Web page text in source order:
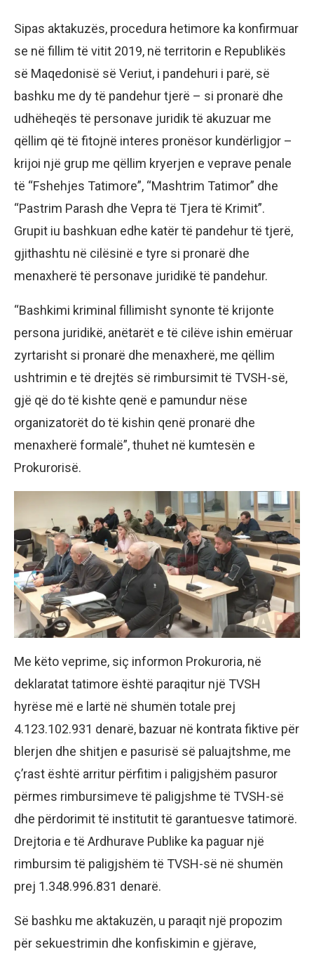
Sipas aktakuzës, procedura hetimore ka konfirmuar
se në fillim të vitit 2019, në territorin e Republikës
së Maqedonisë së Veriut, i pandehuri i parë, së
bashku me dy të pandehur tjerë – si pronarë dhe
udhëheqës të personave juridik të akuzuar me
qëllim që të fitojnë interes pronësor kundërligjor –
krijoi një grup me qëllim kryerjen e veprave penale
të “Fshehjes Tatimore”, “Mashtrim Tatimor” dhe
“Pastrim Parash dhe Vepra të Tjera të Krimit”.
Grupit iu bashkuan edhe katër të pandehur të tjerë,
gjithashtu në cilësinë e tyre si pronarë dhe
menaxherë të personave juridikë të pandehur.
“Bashkimi kriminal fillimisht synonte të krijonte
persona juridikë, anëtarët e të cilëve ishin emëruar
zyrtarisht si pronarë dhe menaxherë, me qëllim
ushtrimin e të drejtës së rimbursimit të TVSH-së,
gjë që do të kishte qenë e pamundur nëse
organizatorët do të kishin qenë pronarë dhe
menaxherë formalë”, thuhet në kumtesën e
Prokurorisë.
Me këto veprime, siç informon Prokuroria, në
deklaratat tatimore është paraqitur një TVSH
hyrëse më e lartë në shumën totale prej
4.123.102.931 denarë, bazuar në kontrata fiktive për
blerjen dhe shitjen e pasurisë së paluajtshme, me
ç’rast është arritur përfitim i paligjshëm pasuror
përmes rimbursimeve të paligjshme të TVSH-së
dhe përdorimit të institutit të garantuesve tatimorë.
Drejtoria e të Ardhurave Publike ka paguar një
rimbursim të paligjshëm të TVSH-së në shumën
prej 1.348.996.831 denarë.
Së bashku me aktakuzën, u paraqit një propozim
për sekuestrimin dhe konfiskimin e gjërave,